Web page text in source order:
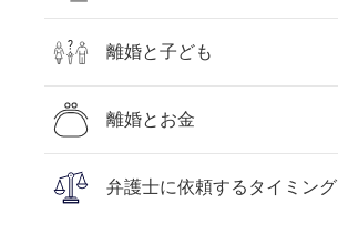
離婚と子ども
離婚とお金
弁護士に依頼するタイミング